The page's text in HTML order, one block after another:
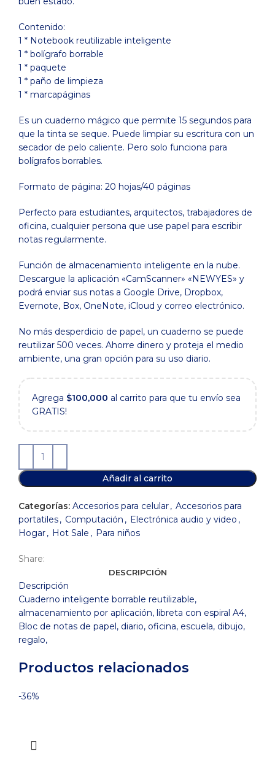
Contenido:
1 * Notebook reutilizable inteligente
1 * bolígrafo borrable
1 * paquete
1 * paño de limpieza
1 * marcapáginas
Es un cuaderno mágico que permite 15 segundos para
que la tinta se seque. Puede limpiar su escritura con un
secador de pelo caliente. Pero solo funciona para
bolígrafos borrables.
Formato de página: 20 hojas/40 páginas
Perfecto para estudiantes, arquitectos, trabajadores de
oficina, cualquier persona que use papel para escribir
notas regularmente.
Función de almacenamiento inteligente en la nube.
Descargue la aplicación «CamScanner» «NEWYES» y
podrá enviar sus notas a Google Drive, Dropbox,
Evernote, Box, OneNote, iCloud y correo electrónico.
No más desperdicio de papel, un cuaderno se puede
reutilizar 500 veces. Ahorre dinero y proteja el medio
ambiente, una gran opción para su uso diario.
Agrega $100,000 al carrito para que tu envío sea
GRATIS!
Añadir al carrito
Categorías: Accesorios para celular, Accesorios para
portatiles, Computación , Electrónica audio y video ,
Hogar, Hot Sale , Para niños
Share:
DESCRIPCIÓN
Descripción
Cuaderno inteligente borrable reutilizable,
almacenamiento por aplicación, libreta con espiral A4,
Bloc de notas de papel, diario, oficina, escuela, dibujo,
regalo,
Productos relacionados
-36%